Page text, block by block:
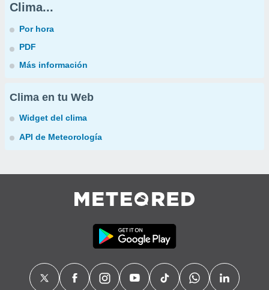
Clima...
Por hora
PDF
Más información
Clima en tu Web
Widget del clima
API de Meteorología